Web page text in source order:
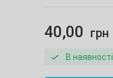
40,00 грн
В наявності